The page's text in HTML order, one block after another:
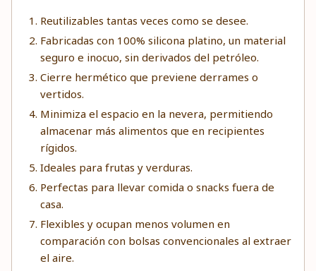
Reutilizables tantas veces como se desee.
Fabricadas con 100% silicona platino, un material
seguro e inocuo, sin derivados del petróleo.
Cierre hermético que previene derrames o
vertidos.
Minimiza el espacio en la nevera, permitiendo
almacenar más alimentos que en recipientes
rígidos.
Ideales para frutas y verduras.
Perfectas para llevar comida o snacks fuera de
casa.
Flexibles y ocupan menos volumen en
comparación con bolsas convencionales al extraer
el aire.